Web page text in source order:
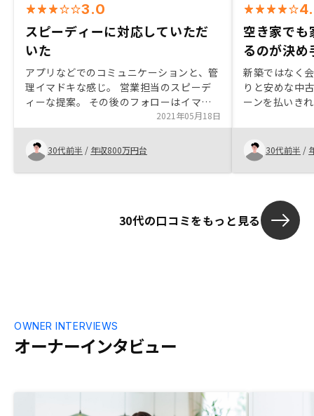
3.0
スピーディーに対応していただ
いた
アプリなどでのコミュニケーションと、管
理イマドキな感じ。 営業担当のスピーデ
ィーな提案。 その後のフォローはイマイ
チ。Amazonギフト券のあげるあげる詐
欺。こちらから催促ないと、渡す気ないで
しょ？
2021年05月18日
30代前半 / 年収800万円台
空き家でも
るのが決め
新築ではなく
りと安めな中
ーンを払いき
には面着での
スピード感に
く丁寧に質問
った。 空き家
らのスピード
不動産投資は
出来ませんが
30代前半 /
30代の口コミをもっと見る
オーナーインタビュー
OWNER INTERVIEWS